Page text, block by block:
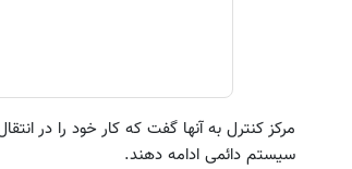
مرکز کنترل به آنها گفت که کار خود را در
سیستم دائمی ادامه دهند.